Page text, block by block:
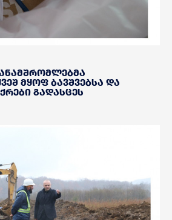
მყოფ ბავშვებსა და
გადასცეს